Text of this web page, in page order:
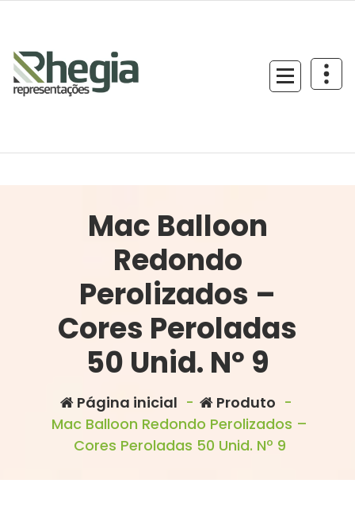
Mac Balloon
Redondo
Perolizados –
Cores Peroladas
50 Unid. Nº 9
Página inicial - Produto -
Mac Balloon Redondo Perolizados –
Cores Peroladas 50 Unid. Nº 9